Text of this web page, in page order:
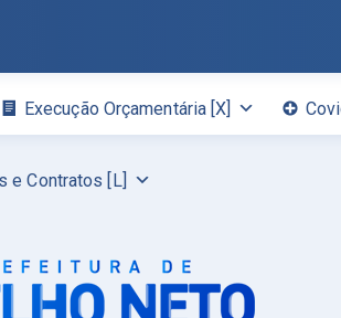
Execução Orçamentária [X]
e Contratos [L]